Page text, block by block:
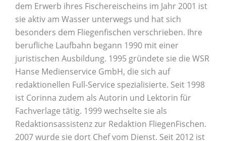
dem Erwerb ihres Fischereischeins im Jahr 2001 ist
sie aktiv am Wasser unterwegs und hat sich
besonders dem Fliegenfischen verschrieben. Ihre
berufliche Laufbahn begann 1990 mit einer
juristischen Ausbildung. 1995 gründete sie die WSR
Hanse Medienservice GmbH, die sich auf
redaktionellen Full-Service spezialisierte. Seit 1998
ist Corinna zudem als Autorin und Lektorin für
Fachverlage tätig. 1999 wechselte sie als
Redaktionsassistenz zur Redaktion FliegenFischen.
2007 wurde sie dort Chef vom Dienst. Seit 2012 ist